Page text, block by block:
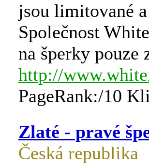
jsou limitované
Společnost
na šperky pouze
http://
PageRank:/10
Zlaté - pravé
Česká republika